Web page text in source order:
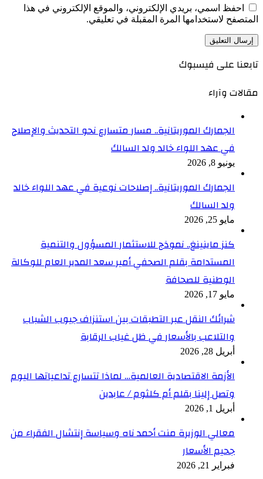
احفظ اسمي، بريدي الإلكتروني، والموقع الإلكتروني في هذا
المتصفح لاستخدامها المرة المقبلة في تعليقي.
تابعنا على فيسبوك
مقالات وآراء
الجمارك الموريتانية.. مسار متسارع نحو التحديث والإصلاح
في عهد اللواء خالد ولد السالك
يونيو 8, 2026
الجمارك الموريتانية.. إصلاحات نوعية في عهد اللواء خالد
ولد السالك
مايو 25, 2026
كنز ماينينغ.. نموذج للاستثمار المسؤول والتنمية
المستدامة بقلم الصحفي أمير سعد المدير العام للوكالة
الوطنية للصحافة
مايو 17, 2026
شرائك النقل عبر التطبقات بين استنزاف جيوب الشباب
والتلاعب بالأسعار في ظل غياب الرقابة
أبريل 28, 2026
الأزمة الاقتصادية العالمية… لماذا تتسارع تداعياتها اليوم
وتصل إلينا بقلم أم كلثوم / عابدين
أبريل 1, 2026
معالي الوزيرة منت أحمد ناه وسياسة إنتشال الفقراء من
جحيم الأسعار
فبراير 21, 2026